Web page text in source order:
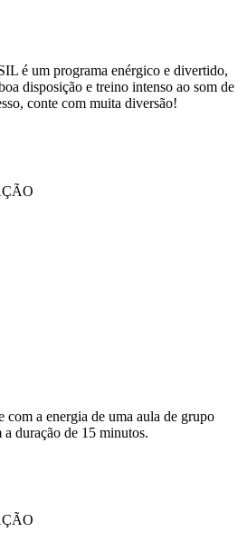
é um programa enérgico e divertido,
disposição e treino intenso ao som de
conte com muita diversão!
com a energia de uma aula de grupo
a duração de 15 minutos.